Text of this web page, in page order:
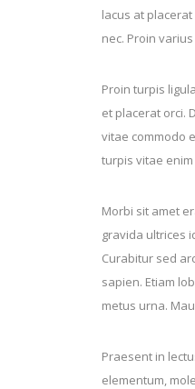
lacus at
nec. Proin
Proin turpis
et placerat orci.
vitae commodo
turpis vitae
Morbi sit amet
gravida ultrices
Curabitur sed
sapien. Etiam
metus urna.
Praesent in
elementum,